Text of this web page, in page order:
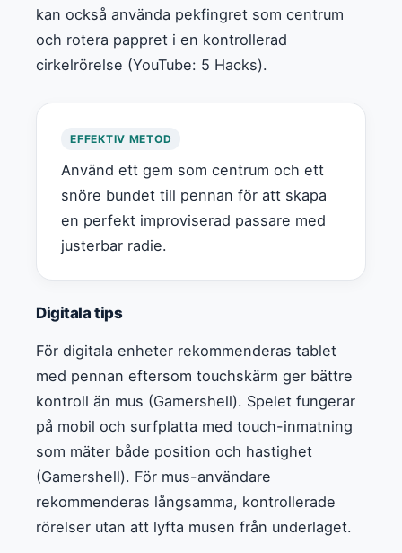
kan också använda pekfingret som centrum
och rotera pappret i en kontrollerad
cirkelrörelse (YouTube: 5 Hacks).
EFFEKTIV METOD
Använd ett gem som centrum och ett
snöre bundet till pennan för att skapa
en perfekt improviserad passare med
justerbar radie.
Digitala tips
För digitala enheter rekommenderas tablet
med pennan eftersom touchskärm ger bättre
kontroll än mus (Gamershell). Spelet fungerar
på mobil och surfplatta med touch-inmatning
som mäter både position och hastighet
(Gamershell). För mus-användare
rekommenderas långsamma, kontrollerade
rörelser utan att lyfta musen från underlaget.